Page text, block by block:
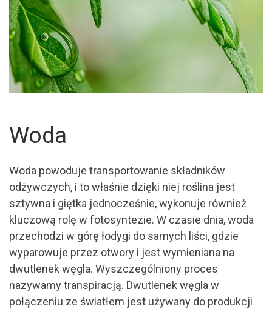
Woda
Woda powoduje transportowanie składników
odżywczych, i to właśnie dzięki niej roślina jest
sztywna i giętka jednocześnie, wykonuje również
kluczową rolę w fotosyntezie. W czasie dnia, woda
przechodzi w górę łodygi do samych liści, gdzie
wyparowuje przez otwory i jest wymieniana na
dwutlenek węgla. Wyszczególniony proces
nazywamy transpiracją. Dwutlenek węgla w
połączeniu ze światłem jest używany do produkcji